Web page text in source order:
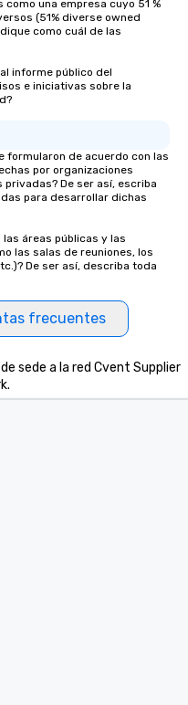
una empresa cuyo 51 %
(51% diverse owned
como cuál de las
informe público del
e iniciativas sobre la
formularon de acuerdo con las
por organizaciones
De ser así, escriba
para desarrollar dichas
áreas públicas y las
las salas de reuniones, los
De ser así, describa toda
frecuentes
sede a la red Cvent Supplier